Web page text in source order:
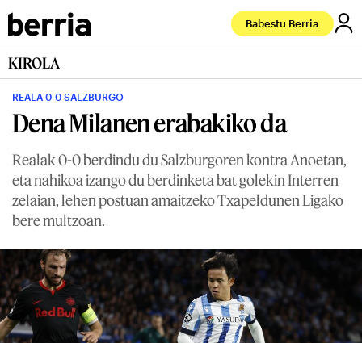
Babestu Berria
KIROLA
REALA 0-0 SALZBURGO
Dena Milanen erabakiko da
Realak 0-0 berdindu du Salzburgoren kontra Anoetan,
eta nahikoa izango du berdinketa bat golekin Interren
zelaian, lehen postuan amaitzeko Txapeldunen Ligako
bere multzoan.